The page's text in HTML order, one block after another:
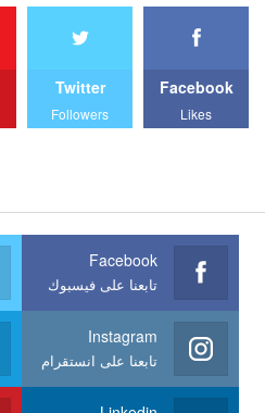
Facebook
Likes
Twitter
Followers
Facebook
تابعنا على فيسبوك
Instagram
تابعنا على انستقرام